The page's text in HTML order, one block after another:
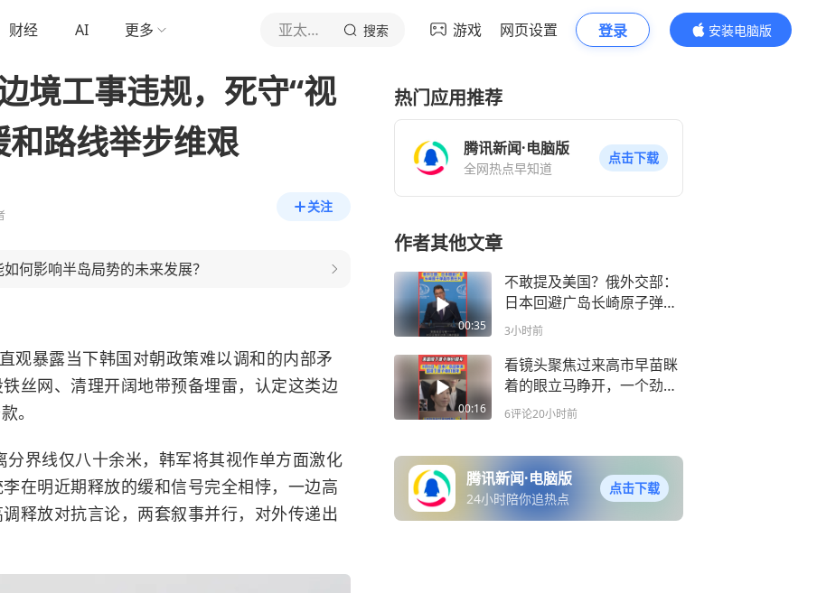
财经 AI 更多 亚太风云 搜索 游戏 网页设置 登录
安装电脑版
内容更精彩
境工事违规，死守“视
路线举步维艰
关注
何影响半岛局势的未来发展？
观暴露当下韩国对朝政策难以调和的内部矛
丝网、清理开阔地带预备埋雷，认定这类边
。
界线仅八十余米，韩军将其视作单方面激化
在明近期释放的缓和信号完全相悖，一边高
释放对抗言论，两套叙事并行，对外传递出
热门应用推荐
腾讯新闻·电脑版
全网热点早知道
点击下载
作者其他文章
00:35
不敢提及美国？俄外交部：
日本回避广岛长崎原子弹轰
炸责任方
3小时前
00:16
看镜头聚焦过来高市早苗眯
着的眼立马睁开，一个劲的
点头：广岛被投原子弹81周
6评论20小时前
腾讯新闻·电脑版
24小时陪你追热点
点击下载